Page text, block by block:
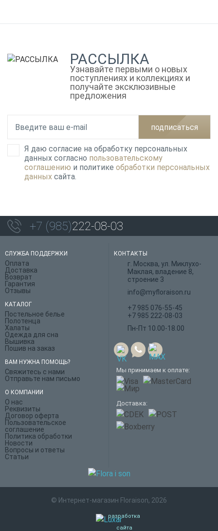
РАССЫЛКА
Узнавайте первыми о новых
поступлениях и коллекциях и
получайте эксклюзивные
предложения
подписаться
Я даю согласие на обработку персональных
данных согласно пользовательскому
соглашению и политике обработки персональных
данных сайта.
+7 (985)222-08-03
СЛУЖБА ПОДДЕРЖКИ
Оплата
Доставка
Возврат
Гарантия
Отзывы
КАТАЛОГ
Постельное белье
Полотенца
Халаты
Одежда для сна
Вышивка
Пошив на заказ
ВАМ НУЖНА ПОМОЩЬ?
Свяжитесь с нами
Отправьте нам письмо
О КОМПАНИИ
О нас
Реквизиты
Договор оферта
Пользовательское
соглашение
Политика обработки
Новости
Вопросы и ответы
Статьи
КОНТАКТЫ
г. Москва, ул. Миклухо-
Маклая, владение 8,
строение 3
info@myfloraison.ru
+7 985 076-55-45
+7 985 222-08-03
Пн-Пт 10.00-18.00
Мы принимаем к оплате:
Доставка:
© Интернет-магазин Floraison, 2026
разработка
сайта